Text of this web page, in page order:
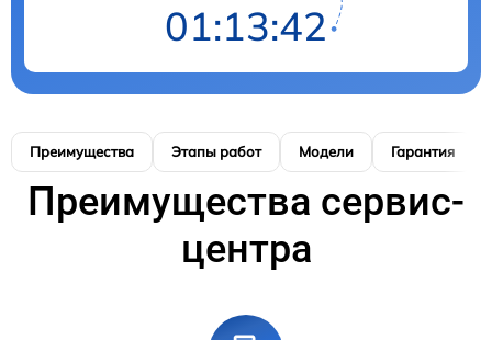
01:13:41
Преимущества Этапы работ Модели Гарантия
Преимущества сервис-
центра